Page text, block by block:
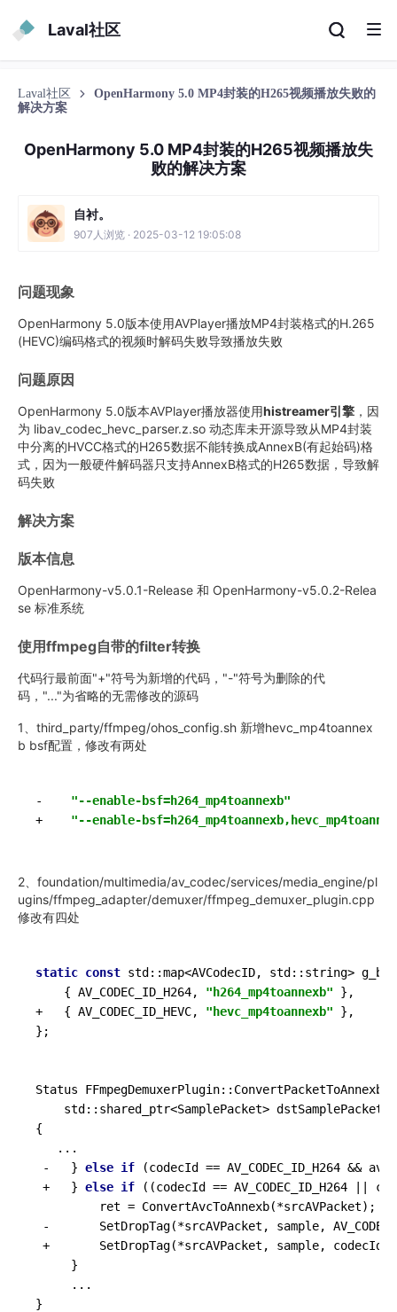
Laval社区
Laval社区
OpenHarmony 5.0 MP4封装的H265视频播放失败的
解决方案
OpenHarmony 5.0 MP4封装的H265视频播放失
败的解决方案
自衬。
907人浏览 · 2025-03-12 19:05:08
问题现象
OpenHarmony 5.0版本使用AVPlayer播放MP4封装格式的H.265
(HEVC)编码格式的视频时解码失败导致播放失败
问题原因
OpenHarmony 5.0版本AVPlayer播放器使用histreamer引擎 ，因
为 libav_codec_hevc_parser.z.so 动态库未开源导致从MP4封装
中分离的HVCC格式的H265数据不能转换成AnnexB(有起始码)格
式，因为一般硬件解码器只支持AnnexB格式的H265数据，导致解
码失败
解决方案
版本信息
OpenHarmony-v5.0.1-Release 和 OpenHarmony-v5.0.2-Relea
se 标准系统
使用ffmpeg自带的filter转换
代码行最前面"+"符号为新增的代码，"-"符号为删除的代
码，"..."为省略的无需修改的源码
1、third_party/ffmpeg/ohos_config.sh 新增hevc_mp4toannex
b bsf配置，修改有两处
- "--enable-bsf=h264_mp4toannexb"
+ "--enable-
2、foundation/multimedia/av_codec/services/media_engine/pl
ugins/ffmpeg_adapter/demuxer/ffmpeg_demuxer_plugin.cpp
修改有四处
static const std::map<AVCodecID, std::string>
    { AV_CODEC_ID_H264,
"h264_mp4toannexb" },
+   { AV_CODEC_ID_HEVC, "hevc_mp4toannexb" },
};
Status FFmpegDemuxerPlugin:: ConvertPacketToAnnexb
    std::shared_ptr<SamplePacket> dstSamplePacket)
{
   ...
-   } else if (codecId == AV_CODEC_ID_H264 &&
+   } else if ((codecId == AV_CODEC_ID_H264 ||
         ret =
ConvertAvcToAnnexb(*srcAVPacket);
- SetDropTag(*srcAVPacket, sample,
+ SetDropTag(*srcAVPacket, sample, codecId);
     }
     ...
}